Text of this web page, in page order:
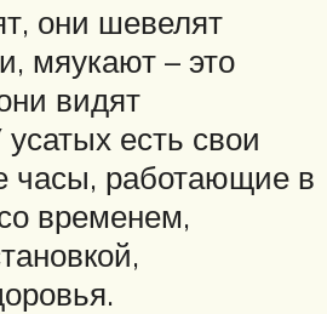
они шевелят
мяукают – это
видят
есть свои
часы, работающие в
временем,